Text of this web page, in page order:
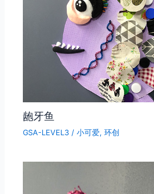
龅牙鱼
GSA-LEVEL3 /小可爱,环创